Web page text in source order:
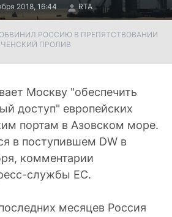
2018, 16:44 RTA
РОССИЮ В ПРЕПЯТСТВОВАНИИ
ПРОЛИВ
Москву "обеспечить
доступ" европейских
портам в Азовском море.
в поступившем DW в
комментарии
службы ЕС.
месяцев Россия